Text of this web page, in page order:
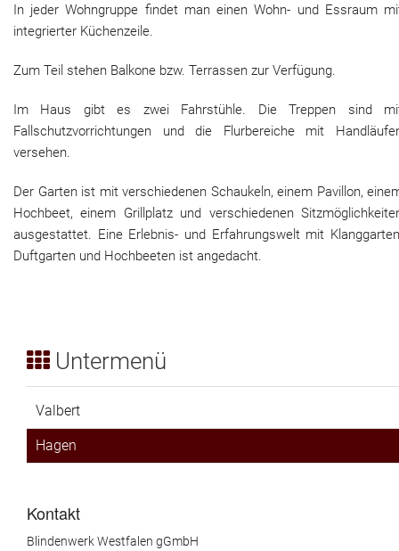
In jeder Wohngruppe findet man einen Wohn- und Essraum
integrierter Küchenzeile.
Zum Teil stehen Balkone bzw. Terrassen zur Verfügung.
Im Haus gibt es zwei Fahrstühle. Die Treppen sind
Fallschutzvorrichtungen und die Flurbereiche mit
versehen.
Der Garten ist mit verschiedenen Schaukeln, einem Pavillon,
Hochbeet, einem Grillplatz und verschiedenen
ausgestattet. Eine Erlebnis- und Erfahrungswelt mit
Duftgarten und Hochbeeten ist angedacht.
Untermenü
Valbert
Hagen
Kontakt
Blindenwerk Westfalen gGmbH